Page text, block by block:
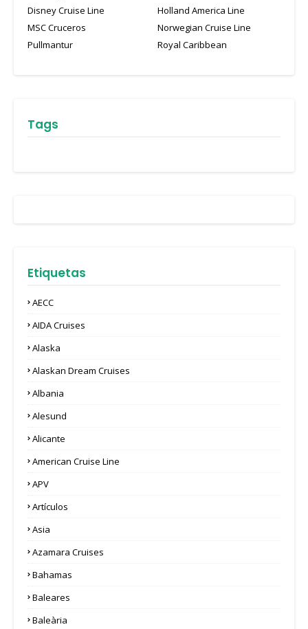
Disney Cruise Line
Holland America Line
MSC Cruceros
Norwegian Cruise Line
Pullmantur
Royal Caribbean
Tags
Etiquetas
AECC
AIDA Cruises
Alaska
Alaskan Dream Cruises
Albania
Alesund
Alicante
American Cruise Line
APV
Artículos
Asia
Azamara Cruises
Bahamas
Baleares
Baleària